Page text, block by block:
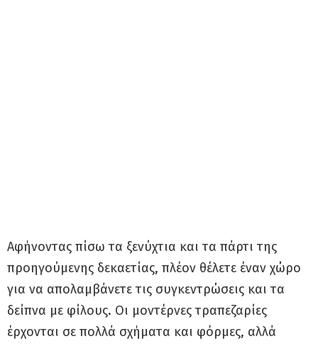
Αφήνοντας πίσω τα ξενύχτια και τα πάρτι της
προηγούμενης δεκαετίας, πλέον θέλετε έναν χώρο
για να απολαμβάνετε τις συγκεντρώσεις και τα
δείπνα με φίλους. Οι μοντέρνες τραπεζαρίες
έρχονται σε πολλά σχήματα και φόρμες, αλλά